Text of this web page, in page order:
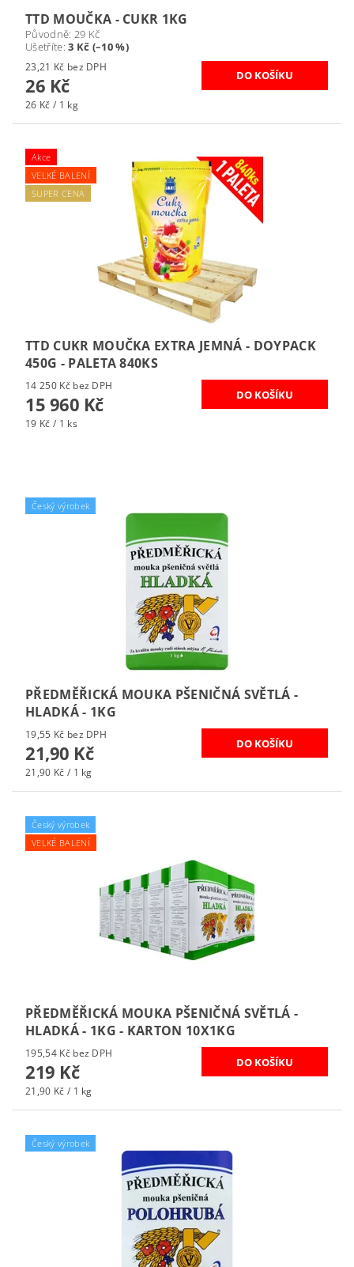
TTD MOUČKA - CUKR 1KG
Původně: 29 Kč
Ušetříte:3 Kč (–10 %)
23,21 Kč bez DPH
26 Kč
26 Kč / 1 kg
Akce
VELKÉ BALENÍ
SUPER CENA
TTD CUKR MOUČKA EXTRA JEMNÁ - DOYPACK
450G - PALETA 840KS
14 250 Kč bez DPH
15 960 Kč
19 Kč / 1 ks
Český výrobek
PŘEDMĚŘICKÁ MOUKA PŠENIČNÁ SVĚTLÁ -
HLADKÁ - 1KG
19,55 Kč bez DPH
21,90 Kč
21,90 Kč / 1 kg
Český výrobek
VELKÉ BALENÍ
PŘEDMĚŘICKÁ MOUKA PŠENIČNÁ SVĚTLÁ -
HLADKÁ - 1KG - KARTON 10X1KG
195,54 Kč bez DPH
219 Kč
21,90 Kč / 1 kg
Český výrobek